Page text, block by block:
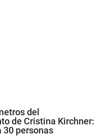
del
de Cristina Kirchner:
30 personas